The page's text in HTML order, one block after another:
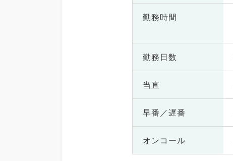
勤務時間
勤務日数
当直
早番／遅番
オンコール